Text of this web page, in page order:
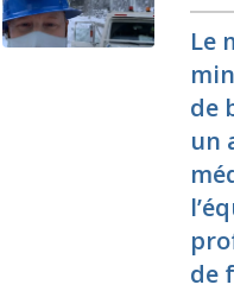
Le
de
un
de